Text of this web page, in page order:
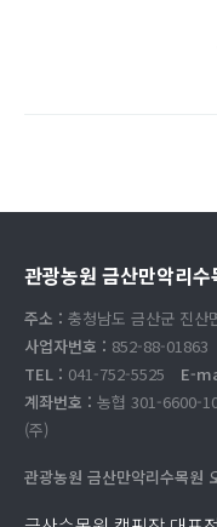
관광농원 금산만악리
주소 : 충청남도 금산군 진산
사업자번호 : 852-88-01863
TEL : 041-752-5525 E-
계좌번호 : 농협 301-6600-
(주)
관광농원 금산만악리수목원